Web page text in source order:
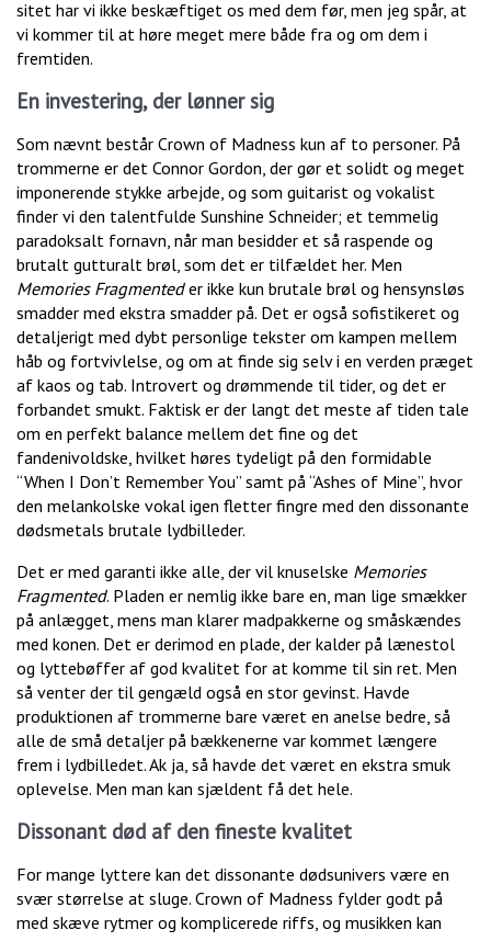
sitet har vi ikke beskæftiget os med dem før, men jeg spår, at
vi kommer til at høre meget mere både fra og om dem i
fremtiden.
En investering, der lønner sig
Som nævnt består Crown of Madness kun af to personer. På
trommerne er det Connor Gordon, der gør et solidt og meget
imponerende stykke arbejde, og som guitarist og vokalist
finder vi den talentfulde Sunshine Schneider; et temmelig
paradoksalt fornavn, når man besidder et så raspende og
brutalt gutturalt brøl, som det er tilfældet her. Men
Memories Fragmenteder ikke kun brutale brøl og hensynsløs
smadder med ekstra smadder på. Det er også sofistikeret og
detaljerigt med dybt personlige tekster om kampen mellem
håb og fortvivlelse, og om at finde sig selv i en verden præget
af kaos og tab. Introvert og drømmende til tider, og det er
forbandet smukt. Faktisk er der langt det meste af tiden tale
om en perfekt balance mellem det fine og det
fandenivoldske, hvilket høres tydeligt på den formidable
“When I Don’t Remember You” samt på “Ashes of Mine”, hvor
den melankolske vokal igen fletter fingre med den dissonante
dødsmetals brutale lydbilleder.
Det er med garanti ikke alle, der vil knuselske Memories
Fragmented. Pladen er nemlig ikke bare en, man lige smækker
på anlægget, mens man klarer madpakkerne og småskændes
med konen. Det er derimod en plade, der kalder på lænestol
og lyttebøffer af god kvalitet for at komme til sin ret. Men
så venter der til gengæld også en stor gevinst. Havde
produktionen af trommerne bare været en anelse bedre, så
alle de små detaljer på bækkenerne var kommet længere
frem i lydbilledet. Ak ja, så havde det været en ekstra smuk
oplevelse. Men man kan sjældent få det hele.
Dissonant død af den fineste kvalitet
For mange lyttere kan det dissonante dødsunivers være en
svær størrelse at sluge. Crown of Madness fylder godt på
med skæve rytmer og komplicerede riffs, og musikken kan